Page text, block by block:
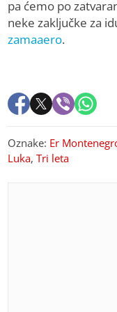
pa ćemo po
neke zaključke za
zamaaero.
Oznake: Er
Luka,Tri leta